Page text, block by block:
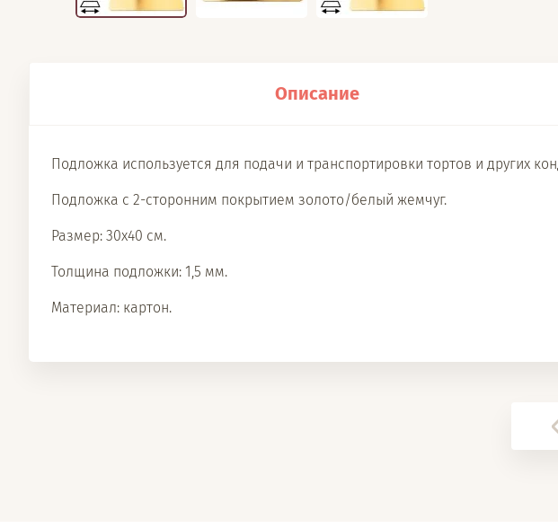
Описание
Подложка используется для подачи и транспортировки тортов и других
Подложка с 2-сторонним покрытием золото/белый жемчуг.
Размер: 30х40 см.
Толщина подложки: 1,5 мм.
Материал: картон.